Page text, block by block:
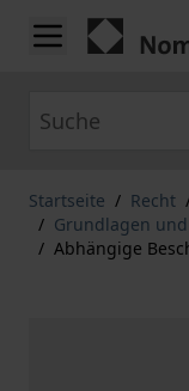
Zum Inhalt springen
Startseite / Recht
/ Grundlagen
/ Abhängige